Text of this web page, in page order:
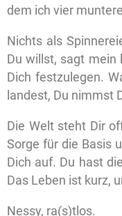
dem ich vier
Nichts als
Du willst, sagt mein
Dich festzulegen.
landest, Du nimmst
Die Welt steht Dir
Sorge für die Basis
Dich auf. Du hast
Das Leben ist kurz,
Nessy, ra(s)tlos.